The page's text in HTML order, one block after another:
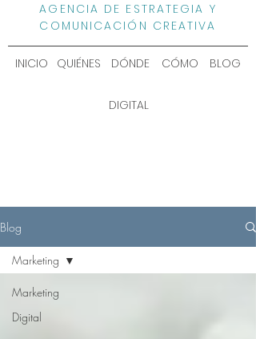
AGENCIA DE ESTRATEGIA Y
COMUNICACIÓN CREATIVA
QUIÉNES
INICIO DÓNDE CÓMO BLOG
DIGITAL
Blog
Marketing
Digital
Marketing